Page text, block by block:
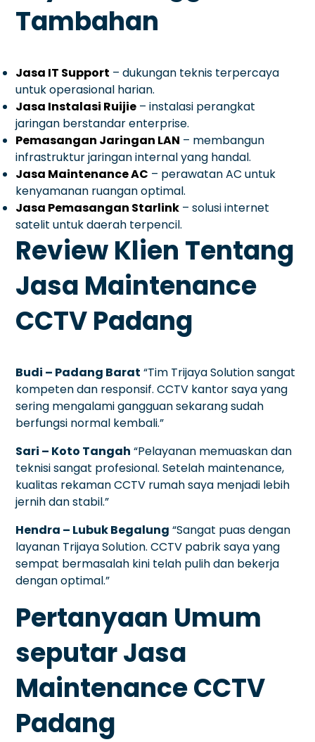
Tambahan
Jasa IT Support – dukungan teknis terpercaya
untuk operasional harian.
Jasa Instalasi Ruijie – instalasi perangkat
jaringan berstandar enterprise.
Pemasangan Jaringan LAN – membangun
infrastruktur jaringan internal yang handal.
Jasa Maintenance AC – perawatan AC untuk
kenyamanan ruangan optimal.
Jasa Pemasangan Starlink – solusi internet
satelit untuk daerah terpencil.
Review Klien Tentang
Jasa Maintenance
CCTV Padang
Budi – Padang Barat “Tim Trijaya Solution sangat
kompeten dan responsif. CCTV kantor saya yang
sering mengalami gangguan sekarang sudah
berfungsi normal kembali.”
Sari – Koto Tangah “Pelayanan memuaskan dan
teknisi sangat profesional. Setelah maintenance,
kualitas rekaman CCTV rumah saya menjadi lebih
jernih dan stabil.”
Hendra – Lubuk Begalung “Sangat puas dengan
layanan Trijaya Solution. CCTV pabrik saya yang
sempat bermasalah kini telah pulih dan bekerja
dengan optimal.”
Pertanyaan Umum
seputar Jasa
Maintenance CCTV
Padang